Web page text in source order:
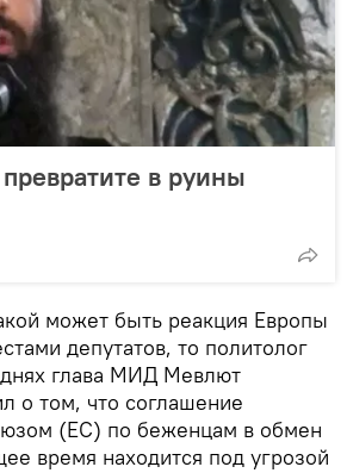
в руины
может быть реакция Европы
депутатов, то политолог
глава МИД Мевлют
о том, что соглашение
(ЕС) по беженцам в обмен
время находится под угрозой